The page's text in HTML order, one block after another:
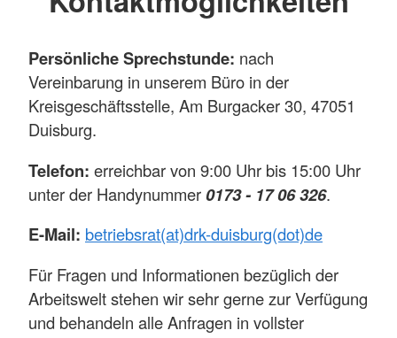
Persönliche Sprechstunde: nach
Vereinbarung in unserem Büro in der
Kreisgeschäftsstelle, Am Burgacker 30, 47051
Duisburg.
Telefon: erreichbar von 9:00 Uhr bis 15:00 Uhr
unter der Handynummer0173 - 17 06 326.
E-Mail: betriebsrat(at)drk-duisburg(dot)de
Für Fragen und Informationen bezüglich der
Arbeitswelt stehen wir sehr gerne zur Verfügung
und behandeln alle Anfragen in vollster